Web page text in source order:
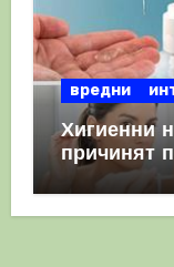
вредни
Хигиенни
причинят
полза